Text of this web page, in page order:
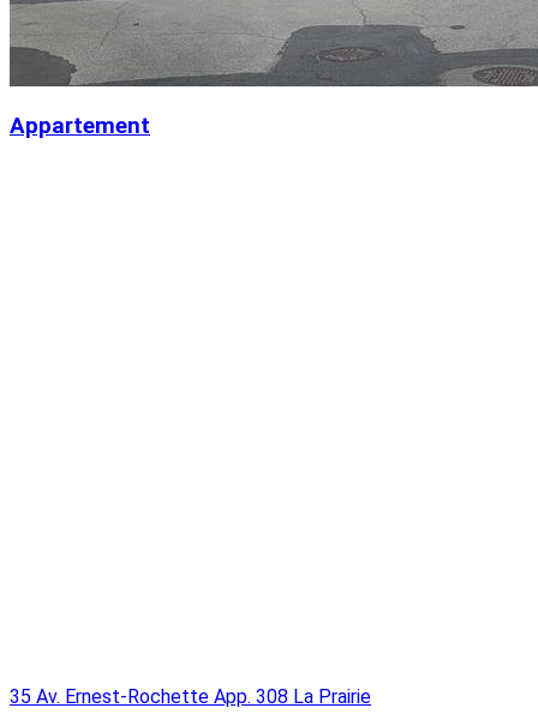
Appartement
35 Av. Ernest-Rochette App. 308 La Prairie